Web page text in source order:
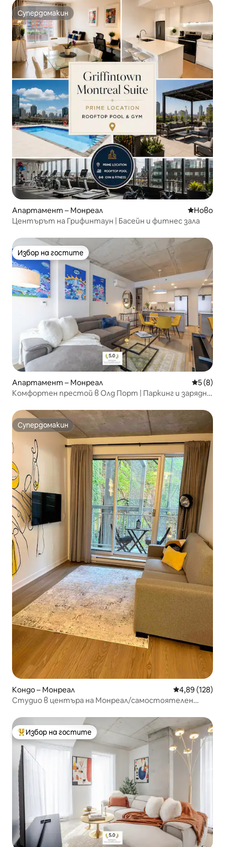
Супердомакин
Супердомакин
Апартамент – Монреал Ново
Ново
Центърът на Грифинтаун | Басейн и фитнес зала
Избор на гостите
Избор на гостите
Апартамент – Монреал Средна
5 (8)
Комфортен престой в Олд Порт | Паркинг и зарядно
Супердомакин
Супердомакин
Кондо – Монреал Средна
4,89 (128)
Студио в центъра на Монреал/самостоятелен
Най-популярен избор на гостите
Избор на гостите